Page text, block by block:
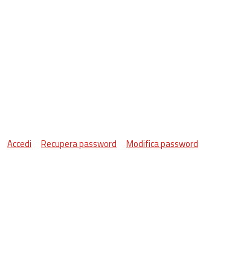
Accedi Recupera password Modifica password